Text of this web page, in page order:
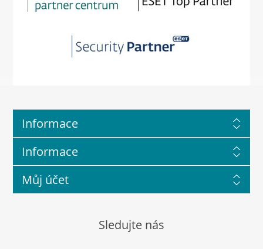
Informace
Informace
Můj účet
Sledujte nás